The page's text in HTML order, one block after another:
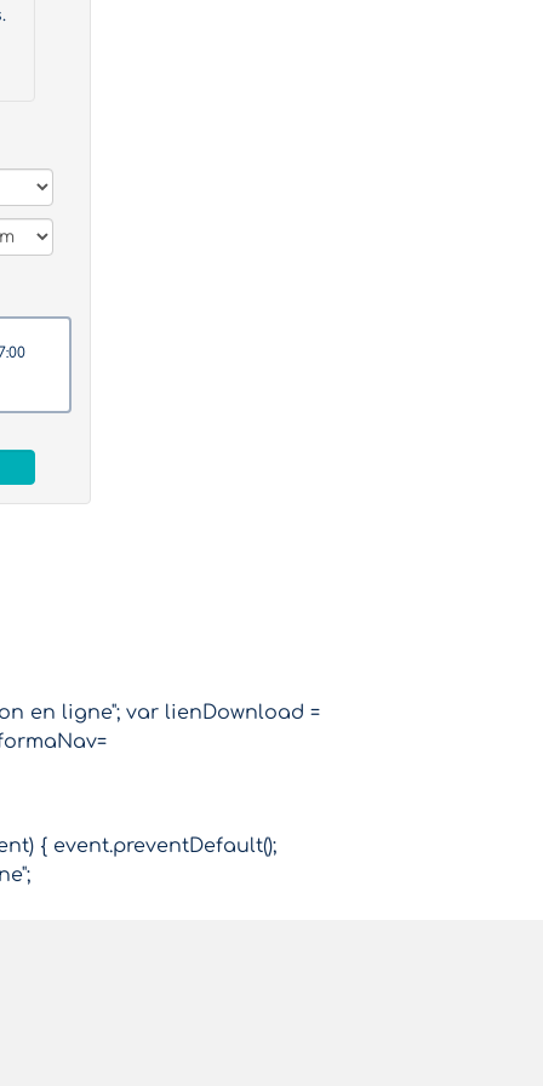
17:00
en ligne"; var lienDownload =
{ event.preventDefault();